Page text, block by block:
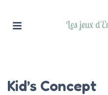
Kid’s Concept